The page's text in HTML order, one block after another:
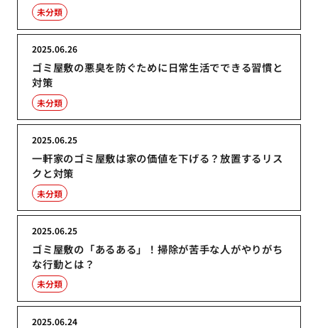
未分類
ゴミ屋敷の悪臭を防ぐために日常生活でできる習慣と
対策
2025.06.26
未分類
一軒家のゴミ屋敷は家の価値を下げる？放置するリス
クと対策
2025.06.25
未分類
ゴミ屋敷の「あるある」！掃除が苦手な人がやりがち
な行動とは？
2025.06.25
未分類
2025.06.24